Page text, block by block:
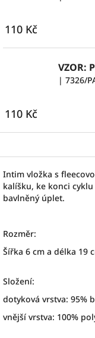
110 Kč
VZOR:
| 7326/
110 Kč
Intim vložka s
kalíšku, ke konci
bavlněný úplet.
Rozměr:
Šířka 6 cm a délka 19
Složení:
dotyková vrstva: 95%
vnější vrstva: 100%